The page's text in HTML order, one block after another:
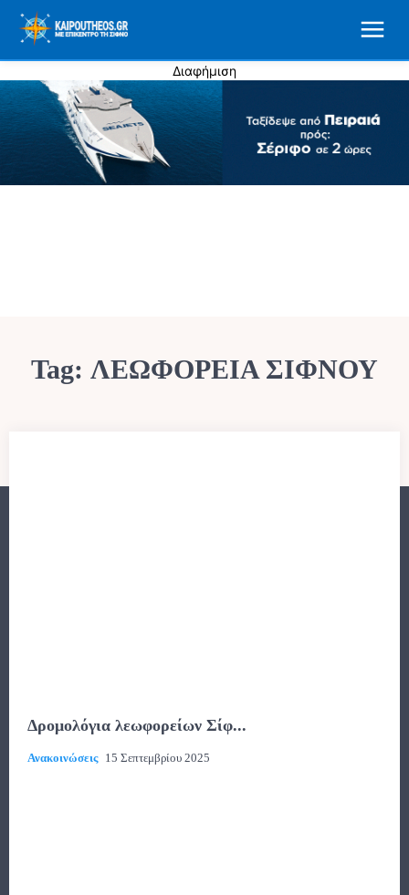
Διαφήμιση
Tag: ΛΕΩΦΟΡΕΙΑ ΣΙΦΝΟΥ
Δρομολόγια λεωφορείων Σίφ...
Ανακοινώσεις 15 Σεπτεμβρίου 2025